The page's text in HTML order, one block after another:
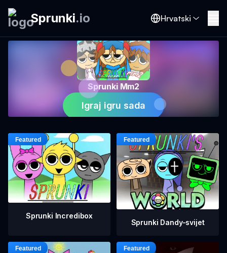
Sprunki.io Hrvatski
Sprunki Mm2
Igraj igru sada
Sprunki Incredibox
Sprunki Dandy-svijet